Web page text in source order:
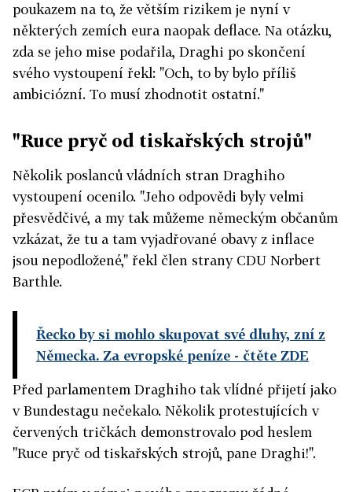
poukazem na to, že větším rizikem je nyní v
některých zemích eura naopak deflace. Na otázku,
zda se jeho mise podařila, Draghi po skončení
svého vystoupení řekl: "Och, to by bylo příliš
ambiciózní. To musí zhodnotit ostatní."
"Ruce pryč od tiskařských strojů"
Několik poslanců vládních stran Draghiho
vystoupení ocenilo. "Jeho odpovědi byly velmi
přesvědčivé, a my tak můžeme německým občanům
vzkázat, že tu a tam vyjadřované obavy z inflace
jsou nepodložené," řekl člen strany CDU Norbert
Barthle.
Řecko by si mohlo skupovat své dluhy, zní z
Německa. Za evropské peníze - čtěte ZDE
Před parlamentem Draghiho tak vlídné přijetí jako
v Bundestagu nečekalo. Několik protestujících v
červených tričkách demonstrovalo pod heslem
"Ruce pryč od tiskařských strojů, pane Draghi!".